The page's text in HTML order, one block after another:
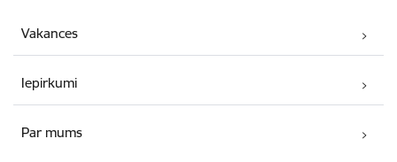
Vakances
Iepirkumi
Par mums